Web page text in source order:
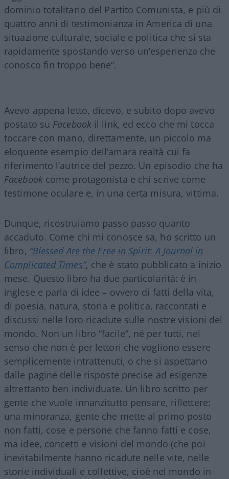
dominio totalitario del Partito Comunista, e più di
quattro anni di testimonianza in America di una
situazione culturale, sociale e politica che si sta
rapidamente spostando verso un’esperienza che
conosco fin troppo bene”.
Avevo appena letto, dicevo, e subito dopo avevo
postato su Facebook il link, ed ecco che mi tocca
toccare con mano, direttamente, un piccolo ma
eloquente esempio dell’amara realtà cui fa
riferimento l’autrice del pezzo. Un episodio che ha
Facebook come protagonista e chi scrive come
testimone oculare e, in una certa misura, vittima.
Dunque, ricostruiamo passo passo quanto
accaduto. Come chi mi conosce sa, ho scritto un
libro, “Blessed Are the Free in Spirit: A Journal in
Complicated Times”, che è stato pubblicato a inizio
mese. Questo libro ha due particolarità: è in
inglese e parla di idee – ovvero di fatti della vita,
di poesia, natura, storia e politica, raccontati e
discussi nelle loro ricadute sulle nostre visioni del
mondo. Non un libro “facile”, né per tutti, nel
senso che non è per lettori che vogliono essere
semplicemente intrattenuti, o che si aspettano
dalle pagine delle risposte precise ad esigenze
altrettanto ben individuate. Un libro scritto per
gente che vuole innanzitutto pensare, riflettere:
una minoranza, gente che mette al primo posto
non fatti, cose e persone che fanno fatti e cose,
ma idee, concetti e visioni del mondo (che poi
inevitabilmente hanno ricadute nelle vite, nelle
storie individuali e collettive, cioè nel mondo in